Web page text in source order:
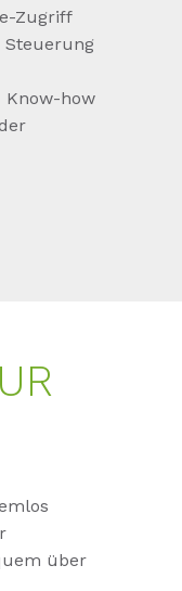
Zugriff
Steuerung
Know-how
über